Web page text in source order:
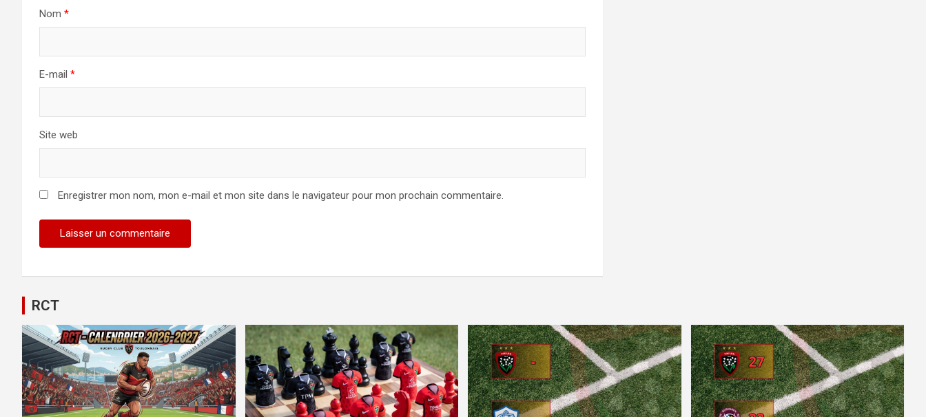
Nom *
E-mail *
Site web
Enregistrer mon nom, mon e-mail et mon site dans le navigateur pour mon prochain commentaire.
RCT